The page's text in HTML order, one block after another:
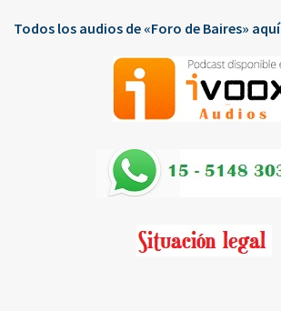
Todos los audios de «Foro de Baires» aquí